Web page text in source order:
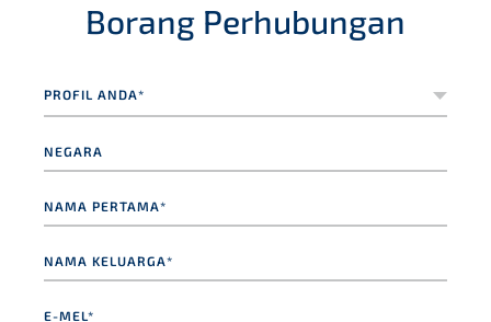
Borang Perhubungan
profile*
*
pertama* *
keluarga* *